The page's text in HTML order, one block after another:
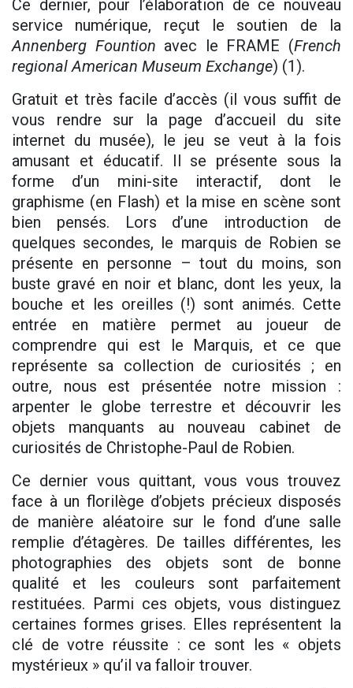
Ce dernier, pour l’élaboration de ce nouveau
service numérique, reçut le soutien de la
Annenberg Fountion avec le FRAME (French
regional American Museum Exchange) (1).
Gratuit et très facile d’accès (il vous suffit de
vous rendre sur la page d’accueil du site
internet du musée), le jeu se veut à la fois
amusant et éducatif. Il se présente sous la
forme d’un mini-site interactif, dont le
graphisme (en Flash) et la mise en scène sont
bien pensés. Lors d’une introduction de
quelques secondes, le marquis de Robien se
présente en personne – tout du moins, son
buste gravé en noir et blanc, dont les yeux, la
bouche et les oreilles (!) sont animés. Cette
entrée en matière permet au joueur de
comprendre qui est le Marquis, et ce que
représente sa collection de curiosités ; en
outre, nous est présentée notre mission :
arpenter le globe terrestre et découvrir les
objets manquants au nouveau cabinet de
curiosités de Christophe-Paul de Robien.
Ce dernier vous quittant, vous vous trouvez
face à un florilège d’objets précieux disposés
de manière aléatoire sur le fond d’une salle
remplie d’étagères. De tailles différentes, les
photographies des objets sont de bonne
qualité et les couleurs sont parfaitement
restituées. Parmi ces objets, vous distinguez
certaines formes grises. Elles représentent la
clé de votre réussite : ce sont les « objets
mystérieux » qu’il va falloir trouver.